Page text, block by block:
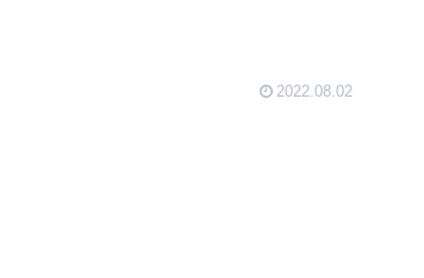
2022.08.02